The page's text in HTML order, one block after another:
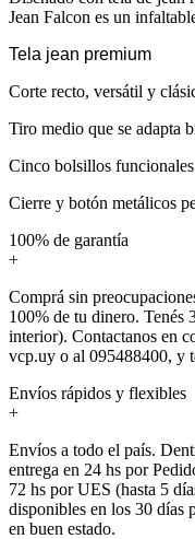
Jean Falcon es un
Tela jean premium
Corte recto, versátil y
Tiro medio que se adapta
Cinco bolsillos funcionales
Cierre y botón metálicos
100% de garantía
+
Comprá sin
100% de tu dinero. Tenés
interior). Contactanos en
vcp.uy o al 095488400, y
Envíos rápidos y flexibles
+
Envíos a todo el país.
entrega en 24 hs por
72 hs por UES (hasta 5
disponibles en los 30 días
en buen estado.